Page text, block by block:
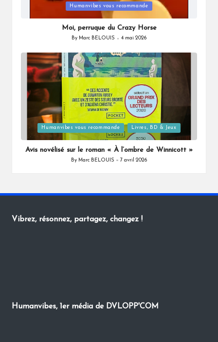
Humanvibes vous recommande
Moi, perruque du Crazy Horse
Posted
By Marc BELOUIS 4 mai 2026
Posted
in
Humanvibes vous recommande Livres, BD & Jeux
Avis novélisé sur le roman « À l’ombre de Winnicott »
Posted
By Marc BELOUIS 7 avril 2026
Vibrez, résonnez, partagez, changez !
Humanvibes, 1er média de DVLOPP'COM